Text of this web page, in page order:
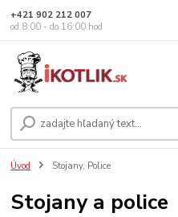
+421 902 212 007
od 8:00 - do 16:00 hod
Úvod Stojany, Police
Stojany a police